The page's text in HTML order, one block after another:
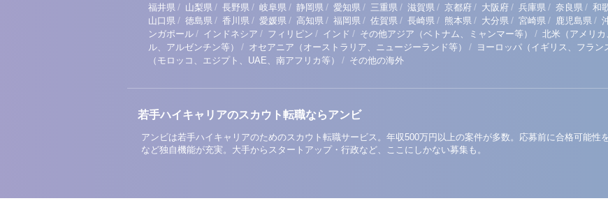
福井県 / 山梨県 / 長野県 / 岐阜県 / 静岡県 / 愛知県 / 三重県 / 滋賀県 / 京都府 / 大阪府 / 兵庫県 / 奈良県 / 和
山口県 / 徳島県 / 香川県 / 愛媛県 / 高知県 / 福岡県 / 佐賀県 / 長崎県 / 熊本県 / 大分県 / 宮崎県 / 鹿児島県 /
ンガポール / インドネシア / フィリピン / インド / その他アジア（ベトナム、ミャンマー等） / 北米（アメリカ
ル、アルゼンチン等）
/ オセアニア（オーストラリア、ニュージーランド等） / ヨーロッパ（イギリス、フラン
（モロッコ、エジプト、UAE、南アフリカ等）
/ その他の海外
若手ハイキャリアのスカウト転職ならアンビ
アンビは若手ハイキャリアのためのスカウト転職サービス。年収500万円以上の案件が多数。応募前に合格可能性
など独自機能が充実。大手からスタートアップ・行政など、ここにしかない募集も。